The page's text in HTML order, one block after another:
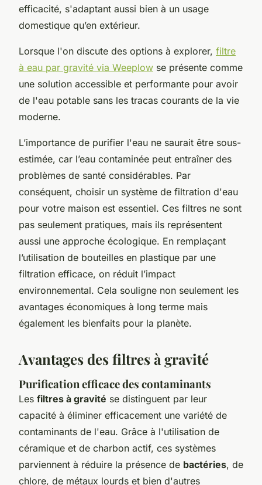
efficacité, s'adaptant aussi bien à un usage
domestique qu’en extérieur.
Lorsque l'on discute des options à explorer, filtre
à eau par gravité via Weeplow se présente comme
une solution accessible et performante pour avoir
de l'eau potable sans les tracas courants de la vie
moderne.
L’importance de purifier l'eau ne saurait être sous-
estimée, car l’eau contaminée peut entraîner des
problèmes de santé considérables. Par
conséquent, choisir un système de filtration d'eau
pour votre maison est essentiel. Ces filtres ne sont
pas seulement pratiques, mais ils représentent
aussi une approche écologique. En remplaçant
l’utilisation de bouteilles en plastique par une
filtration efficace, on réduit l’impact
environnemental. Cela souligne non seulement les
avantages économiques à long terme mais
également les bienfaits pour la planète.
Avantages des filtres à gravité
Purification efficace des contaminants
Les filtres à gravité se distinguent par leur
capacité à éliminer efficacement une variété de
contaminants de l'eau. Grâce à l'utilisation de
céramique et de charbon actif, ces systèmes
parviennent à réduire la présence de bactéries, de
chlore, de métaux lourds et bien d'autres